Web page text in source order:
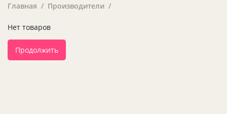
Главная Производители
Нет товаров
Продолжить